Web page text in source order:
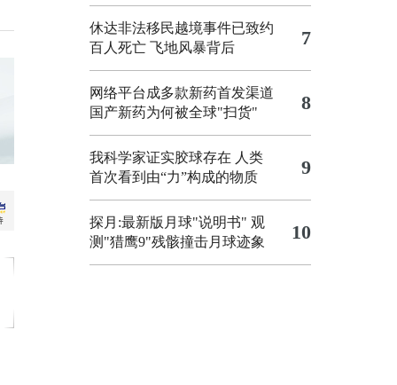
休达非法移民越境事件已致约
百人死亡 飞地风暴背后 7
网络平台成多款新药首发渠道
国产新药为何被全球"扫货"
8
我科学家证实胶球存在 人类
首次看到由“力”构成的物质
9
探月:最新版月球"说明书" 观
测"猎鹰9"残骸撞击月球迹象
10